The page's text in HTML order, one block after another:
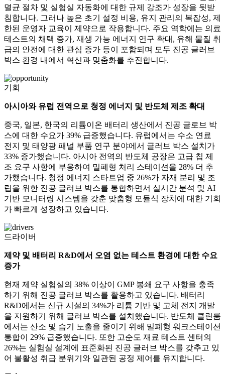
멸균 절차 및 실험실 자동화에 대한 규제 강조가 성장을 뒷받
침합니다. 그러나 높은 초기 설정 비용, 유지 관리의 복잡성, 제
한된 운영자 교육이 제약으로 작용합니다. 주요 역학에는 의료
테스트의 채택 증가, 재생 가능 에너지 연구 확대, 유해 물질 취
급의 안전에 대한 관심 증가 등이 포함되며 모두 진공 글러브
박스 환경 내에서 혁신과 맞춤화를 추진합니다.
기회
아시아와 유럽 전역으로 청정 에너지 및 반도체 제조 확대
중국, 일본, 한국의 리튬이온 배터리 생산에서 진공 글로브 박
스에 대한 수요가 39% 급증했습니다. 유럽에서는 수소 연료
전지 및 태양광 패널 부품 연구 분야에서 글러브 박스 설치가
33% 증가했습니다. 아시아 전역의 반도체 공장은 고급 칩 제
조 요구 사항에 부응하여 밀폐형 처리 스테이션을 28% 더 추
가했습니다. 청정 에너지 스타트업 중 26%가 자재 분리 및 조
립을 위한 진공 글러브 박스를 통합하면서 실시간 분석 및 AI
기반 모니터링 시스템을 갖춘 맞춤형 모듈식 장치에 대한 기회
가 빠르게 성장하고 있습니다.
드라이버
제약 및 배터리 R&D에서 오염 없는 테스트 환경에 대한 수요
증가
현재 제약 실험실의 38% 이상이 GMP 봉쇄 요구 사항을 충족
하기 위해 진공 글러브 박스를 활용하고 있습니다. 배터리
R&D에서는 신규 시설의 34%가 리튬 기반 및 고체 전지 개발
을 지원하기 위해 글러브 박스를 설치했습니다. 반도체 클린룸
에서는 산소 및 습기 노출을 줄이기 위해 밀폐형 워크스테이션
통합이 29% 급증했습니다. 또한 고순도 재료 테스트 센터의
26%는 실험실 설계에 표준화된 진공 글러브 박스를 갖추고 있
어 불활성 취급 분위기와 일관된 공정 제어를 유지합니다.